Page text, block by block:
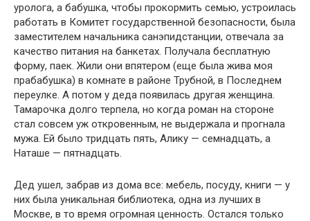
уролога, а бабушка, чтобы прокормить семью, устроилась
работать в Комитет государственной безопасности, была
заместителем начальника санэпидстанции, отвечала за
качество питания на банкетах. Получала бесплатную
форму, паек. Жили они впятером (еще была жива моя
прабабушка) в комнате в районе Трубной, в Последнем
переулке. А потом у деда появилась другая женщина.
Тамарочка долго терпела, но когда роман на стороне
стал совсем уж откровенным, не выдержала и прогнала
мужа. Ей было тридцать пять, Алику — семнадцать, а
Наташе — пятнадцать.
Дед ушел, забрав из дома все: мебель, посуду, книги — у
них была уникальная библиотека, одна из лучших в
Москве, в то время огромная ценность. Остался только